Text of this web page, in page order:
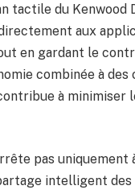
tactile du Kenwood
aux
en gardant le
combinée à des
à minimiser
pas uniquement
intelligent des